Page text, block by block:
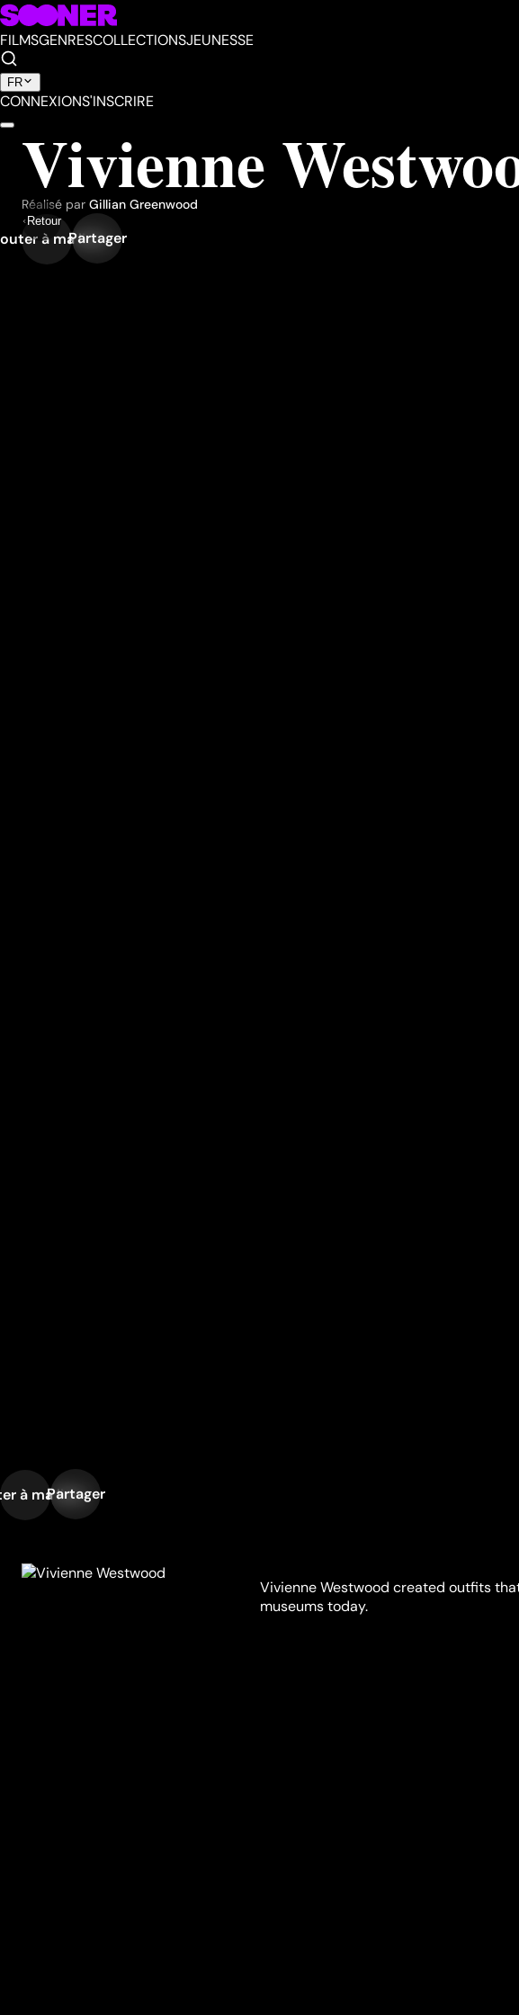
FILMSGENRESCOLLECTIONSJEUNESSE
FR
CONNEXIONS'INSCRIRE
Retour
Vivienne
Réalisé par Gillian Greenwood
à ma liste
Partager
à ma liste
Partager
Vivienne Westwood created outfits
museums today.